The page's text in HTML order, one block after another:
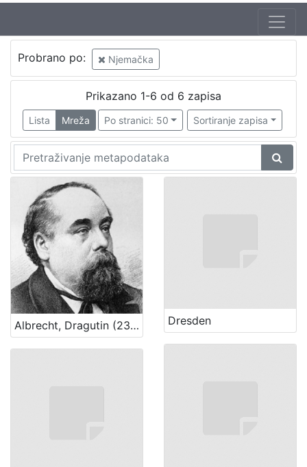
Probrano po: Njemačka
Prikazano 1-6 od 6 zapisa
Lista Mreža Po stranici: 50 Sortiranje zapisa
Albrecht, Dragutin (23. 7. 1824. – 26. 2. 1887.) Dresden